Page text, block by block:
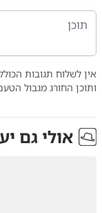
אין לשלוח תגובות
ותוכן החורג מגבול
אולי גם